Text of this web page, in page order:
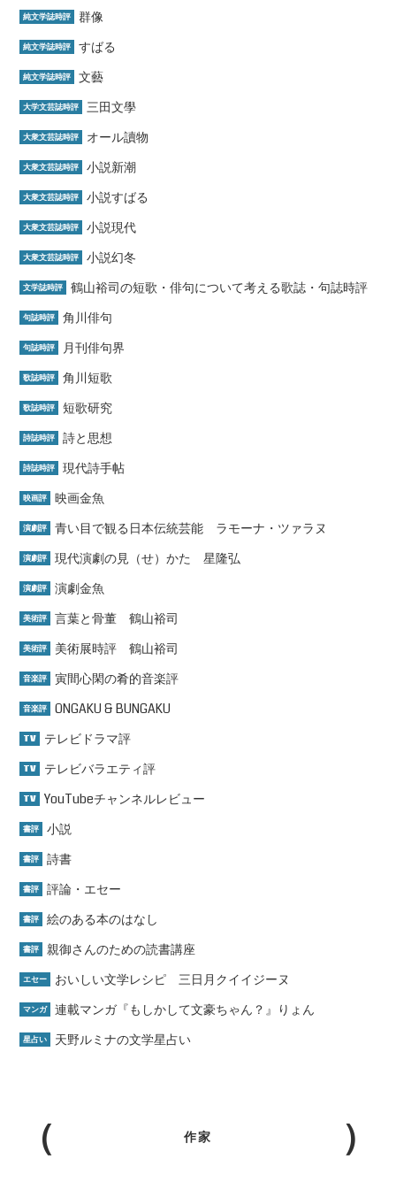
純文学誌時評 群像
純文学誌時評 すばる
純文学誌時評 文藝
大学文芸誌時評 三田文學
大衆文芸誌時評 オール讀物
大衆文芸誌時評 小説新潮
大衆文芸誌時評 小説すばる
大衆文芸誌時評 小説現代
大衆文芸誌時評 小説幻冬
文学誌時評 鶴山裕司の短歌・俳句について考える歌誌・句誌時評
句誌時評 角川俳句
句誌時評 月刊俳句界
歌誌時評 角川短歌
歌誌時評 短歌研究
詩誌時評 詩と思想
詩誌時評 現代詩手帖
映画評 映画金魚
演劇評 青い目で観る日本伝統芸能 ラモーナ・ツァラヌ
演劇評 現代演劇の見（せ）かた 星隆弘
演劇評 演劇金魚
美術評 言葉と骨董 鶴山裕司
美術評 美術展時評 鶴山裕司
音楽評 寅間心閑の肴的音楽評
音楽評 ONGAKU & BUNGAKU
TV テレビドラマ評
TV テレビバラエティ評
TV YouTubeチャンネルレビュー
書評 小説
書評 詩書
書評 評論・エセー
書評 絵のある本のはなし
書評 親御さんのための読書講座
エセー おいしい文学レシピ 三日月クイイジーヌ
マンガ 連載マンガ『もしかして文豪ちゃん？』りょん
星占い 天野ルミナの文学星占い
作家